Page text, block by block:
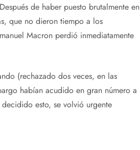
de haber puesto brutalmente en
que no dieron tiempo a los
Macron perdió inmediatamente
(rechazado dos veces, en las
habían acudido en gran número a
esto, se volvió urgente